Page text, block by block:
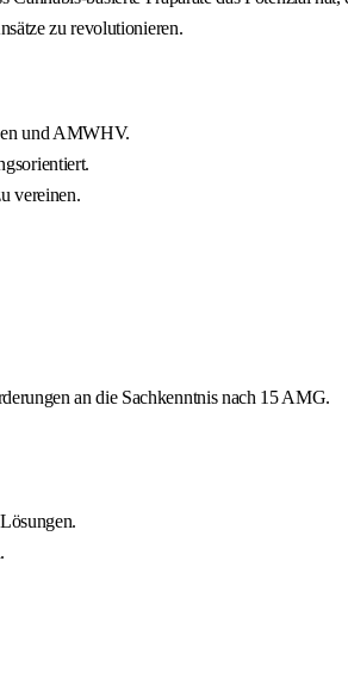
zu revolutionieren.
und AMWHV.
vereinen.
an die Sachkenntnis nach 15 AMG.